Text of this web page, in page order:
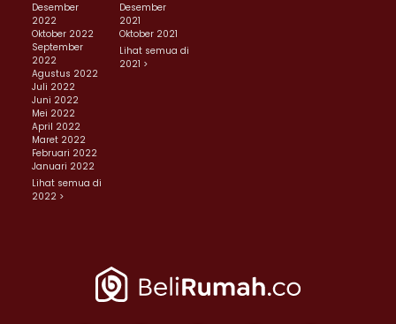
Desember
2022
Oktober 2022
September
2022
Agustus 2022
Juli 2022
Juni 2022
Mei 2022
April 2022
Maret 2022
Februari 2022
Januari 2022
Lihat semua di
2022 >
Desember
2021
Oktober 2021
Lihat semua di
2021 >